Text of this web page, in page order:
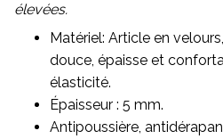
élevées.
Matériel: Article en
douce, épaisse et
élasticité.
Épaisseur : 5 mm.
Antipoussière,